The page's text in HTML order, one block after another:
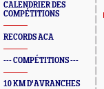
CALENDRIER DES
COMPÉTITIONS
RECORDS ACA
--- COMPÉTITIONS ---
10 KM D'AVRANCHES